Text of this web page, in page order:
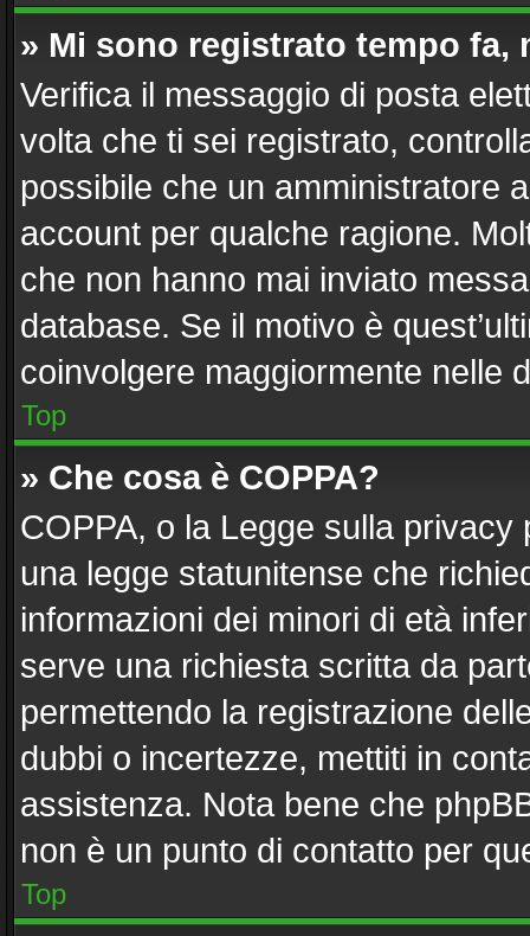
» Mi sono registrato tempo
Verifica il messaggio di posta
volta che ti sei registrato,
possibile che un amministratore
account per qualche ragione.
che non hanno mai inviato
database. Se il motivo è
coinvolgere maggiormente nelle
Top
» Che cosa è COPPA?
COPPA, o la Legge sulla
una legge statunitense che
informazioni dei minori di età
serve una richiesta scritta da
permettendo la registrazione
dubbi o incertezze, mettiti in
assistenza. Nota bene che
non è un punto di contatto per
Top